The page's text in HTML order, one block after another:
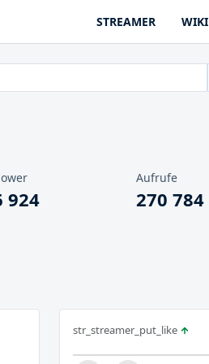
STREAMER WIKI
924
Aufrufe
270 784
str_streamer_put_like